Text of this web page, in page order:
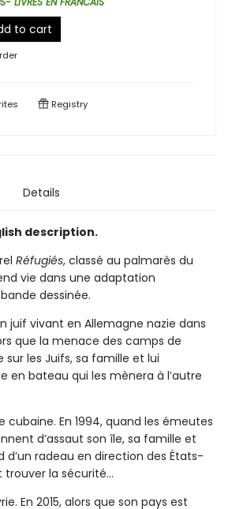
to cart
Registry
Details
description.
Réfugiés, classé au palmarès du
vie dans une adaptation
dessinée.
juif vivant en Allemagne nazie dans
que la menace des camps de
les Juifs, sa famille et lui
en bateau qui les mènera à l’autre
cubaine. En 1994, quand les émeutes
d’assaut son île, sa famille et
radeau en direction des États-
trouver la sécurité...
En 2015, alors que son pays est